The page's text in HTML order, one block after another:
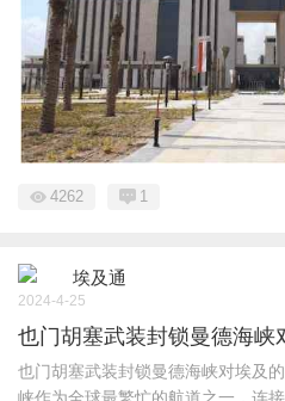
4262 1
埃及通
2024-4-25
也门胡塞武装封锁曼德海峡
也门胡塞武装封锁曼德海峡对埃及
峡作为全球最繁忙的航道之一，连接